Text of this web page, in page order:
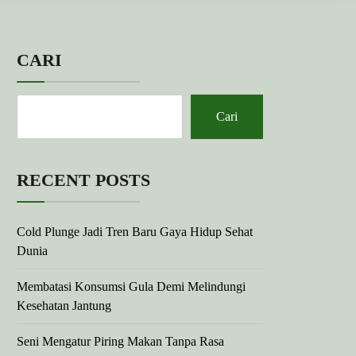
CARI
Cari
RECENT POSTS
Cold Plunge Jadi Tren Baru Gaya Hidup Sehat
Dunia
Membatasi Konsumsi Gula Demi Melindungi
Kesehatan Jantung
Seni Mengatur Piring Makan Tanpa Rasa